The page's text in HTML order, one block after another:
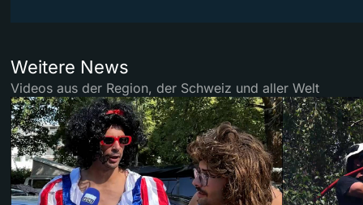
Weitere News
Videos aus der Region, der Schweiz und aller Welt